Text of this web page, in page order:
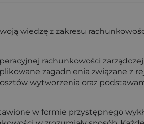
wiedzę z zakresu
rachunkowości
zagadnienia związane z
wytworzenia oraz
w formie przystępnego